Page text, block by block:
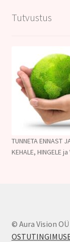
Tutvustus
TUNNETA
KEHALE, HINGELE ja
© Aura Vision OÜ